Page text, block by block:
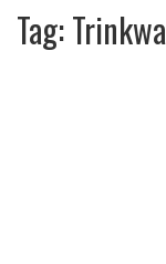
Tag: